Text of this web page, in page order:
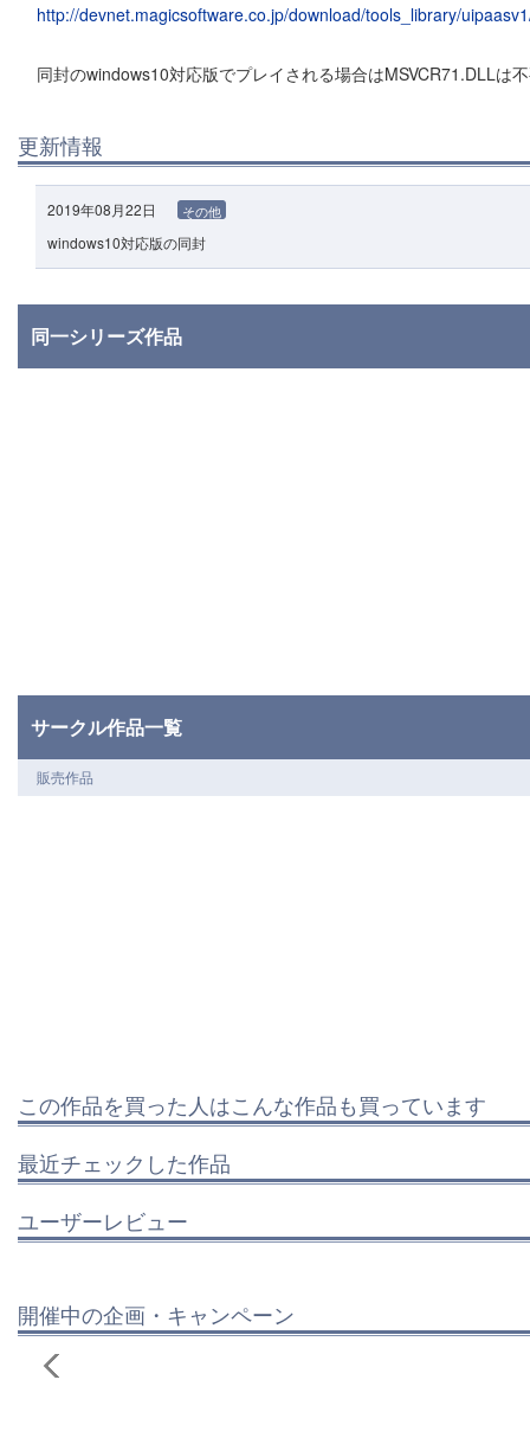
http://devnet.magicsoftware.co.jp/download/tools_library/
同封のwindows10対応版でプレイされる場合はMSVCR71.DLLは
更新情報
2019年08月22日 その他
windows10対応版の同封
同一シリーズ作品
サークル作品一覧
販売作品
この作品を買った人はこんな作品も買っています
最近チェックした作品
ユーザーレビュー
開催中の企画・キャンペーン